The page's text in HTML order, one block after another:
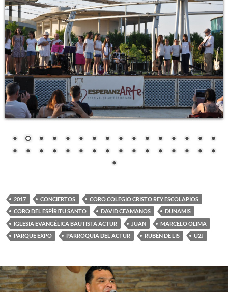
2017 CONCIERTOS
CORO COLEGIO CRISTO REY ESCOLAPIOS
CORO DEL ESPÍRITU SANTO
DAVID CEAMANOS
DUNAMIS
IGLESIA EVANGÉLICA BAUTISTA ACTUR
JUAN
MARCELO OLIMA
PARQUE EXPO
PARROQUIA DEL ACTUR RUBÉN DE LIS U2J